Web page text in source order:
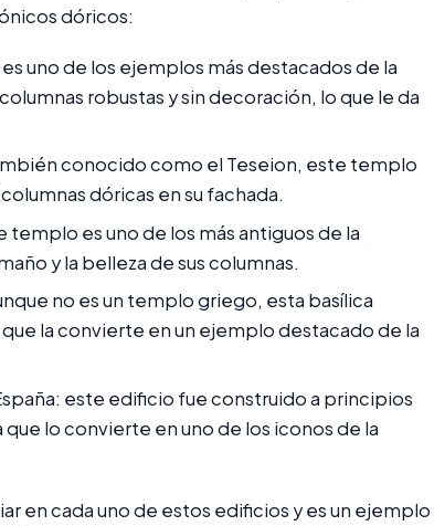
dóricos:
uno de los ejemplos más destacados de la
robustas y sin decoración, lo que le da
conocido como el Teseion, este templo
dóricas en su fachada.
es uno de los más antiguos de la
y la belleza de sus columnas.
no es un templo griego, esta basílica
la convierte en un ejemplo destacado de la
este edificio fue construido a principios
lo convierte en uno de los iconos de la
en cada uno de estos edificios y es un ejemplo